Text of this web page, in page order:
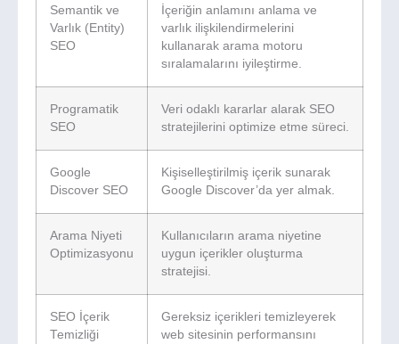
Semantik ve
Varlık (Entity)
SEO
İçeriğin anlamını anlama ve
varlık ilişkilendirmelerini
kullanarak arama motoru
sıralamalarını iyileştirme.
Programatik
SEO
Veri odaklı kararlar alarak SEO
stratejilerini optimize etme süreci.
Google
Discover SEO
Kişiselleştirilmiş içerik sunarak
Google Discover’da yer almak.
Arama Niyeti
Optimizasyonu
Kullanıcıların arama niyetine
uygun içerikler oluşturma
stratejisi.
SEO İçerik
Temizliği
Gereksiz içerikleri temizleyerek
web sitesinin performansını